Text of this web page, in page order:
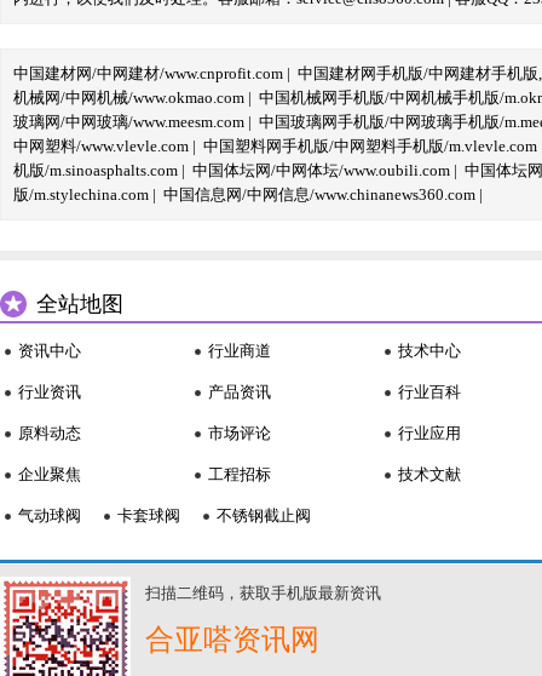
中国建材网/中网建材/www.cnprofit.com | 中国建材网手机版/中网建材手机版
机械网/中网机械/www.okmao.com | 中国机械网手机版/中网机械手机版/
玻璃网/中网玻璃/www.meesm.com | 中国玻璃网手机版/中网玻璃手机版/
中网塑料/www.vlevle.com | 中国塑料网手机版/中网塑料手机版/m.vlevle.com
机版/m.sinoasphalts.com | 中国体坛网/中网体坛/www.oubili.com | 中国体坛
版/m.stylechina.com | 中国信息网/中网信息/www.chinanews360.com |
全站地图
资讯中心
行业资讯
原料动态
企业聚焦
行业商道
产品资讯
市场评论
工程招标
技术中心
行业百科
行业应用
技术文献
气动球阀 卡套球阀 不锈钢截止阀
扫描二维码，获取手机版最新资讯
合亚嗒资讯网